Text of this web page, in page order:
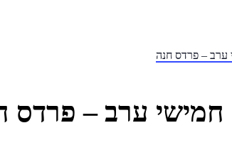
ערב – פרדס חנה
חמישי ערב – פרדס